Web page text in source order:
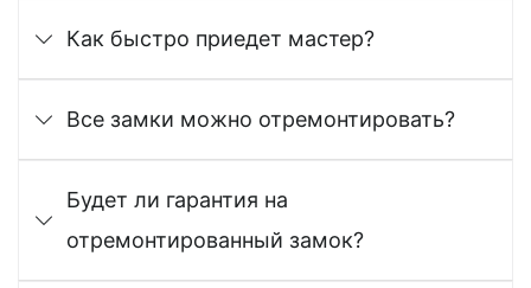
Как быстро приедет мастер?
Все замки можно отремонтировать?
Будет ли гарантия на
отремонтированный замок?